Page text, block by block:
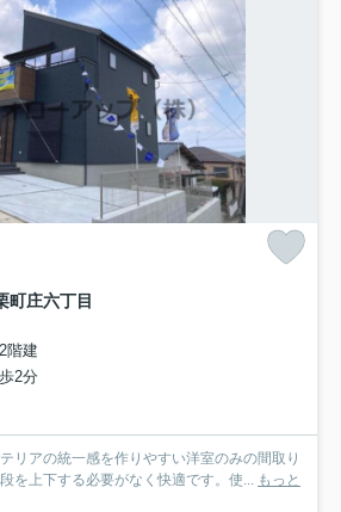
町庄六丁目
階建
2分
リアの統一感を作りやすい洋室のみの間取り
を上下する必要がなく快適です。使... もっと